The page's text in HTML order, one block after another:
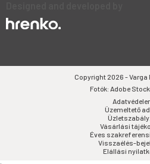
Copyright 2026 - Varga
Fotók: Adobe
Üzemeltető
Vásárlási
Éves
Visszaélés-
Elállási